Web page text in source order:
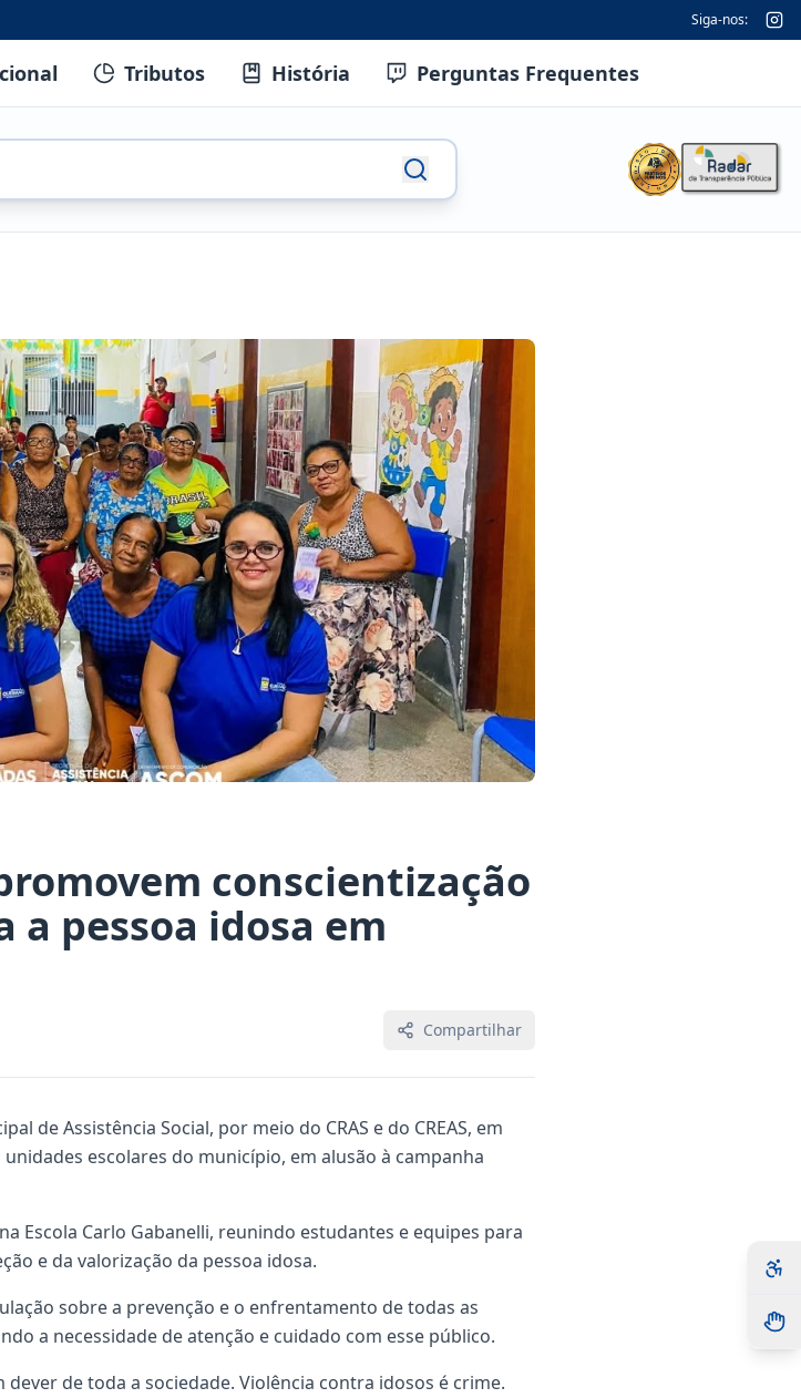
Siga-nos:
Tributos História Perguntas Frequentes
conscientização
pessoa idosa em
Compartilhar
de Assistência Social, por meio do CRAS e do CREAS, em
escolares do município, em alusão à campanha
Escola Carlo Gabanelli, reunindo estudantes e equipes para
e da valorização da pessoa idosa.
sobre a prevenção e o enfrentamento de todas as
a necessidade de atenção e cuidado com esse público.
de toda a sociedade. Violência contra idosos é crime.